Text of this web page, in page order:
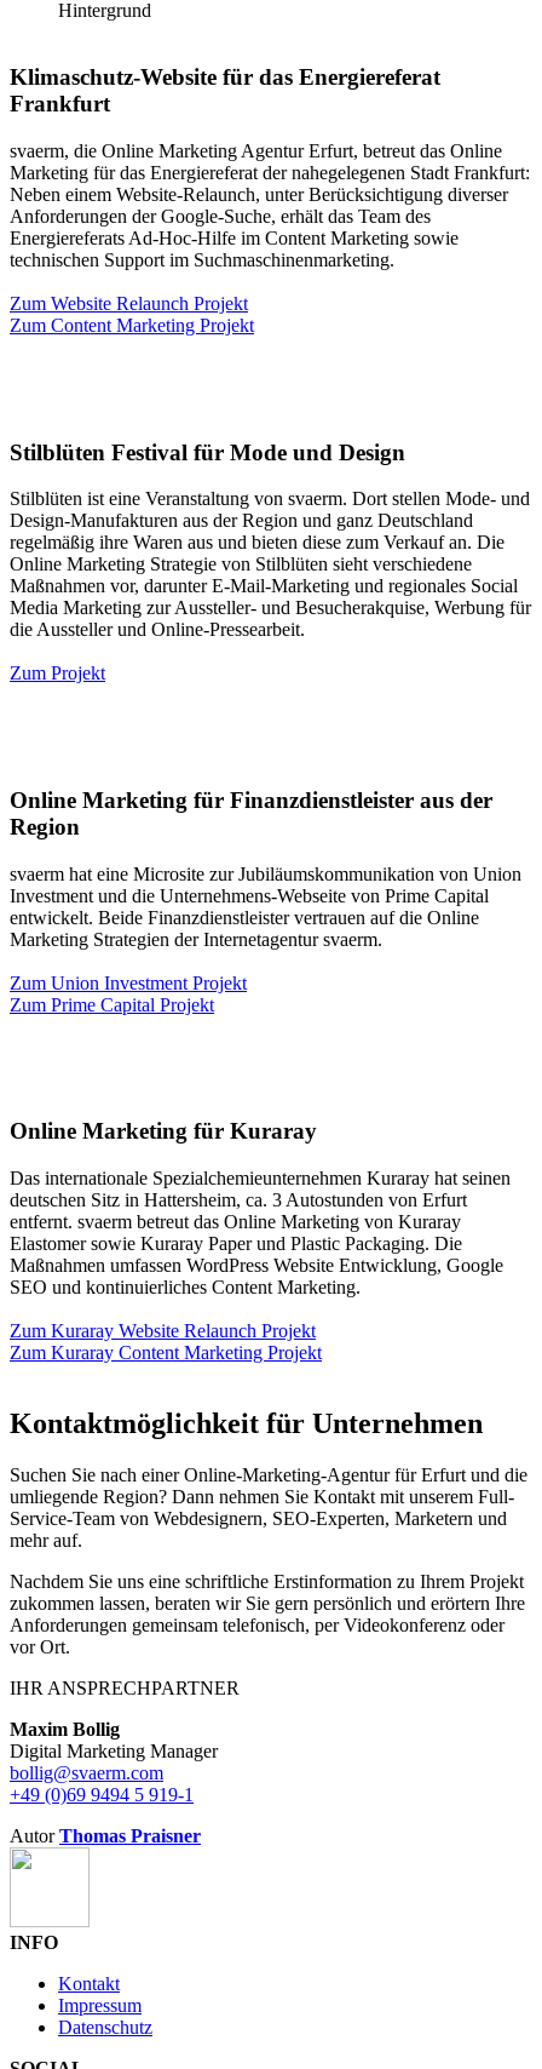
Klimaschutz-Website für das Energiereferat
Frankfurt
svaerm, die Online Marketing Agentur Erfurt, betreut das Online
Marketing für das Energiereferat der nahegelegenen Stadt Frankfurt:
Neben einem Website-Relaunch, unter Berücksichtigung diverser
Anforderungen der Google-Suche, erhält das Team des
Energiereferats Ad-Hoc-Hilfe im Content Marketing sowie
technischen Support im Suchmaschinenmarketing.
Zum Website Relaunch Projekt
Zum Content Marketing Projekt
Stilblüten Festival für Mode und Design
Stilblüten ist eine Veranstaltung von svaerm. Dort stellen Mode- und
Design-Manufakturen aus der Region und ganz Deutschland
regelmäßig ihre Waren aus und bieten diese zum Verkauf an. Die
Online Marketing Strategie von Stilblüten sieht verschiedene
Maßnahmen vor, darunter E-Mail-Marketing und regionales Social
Media Marketing zur Aussteller- und Besucherakquise, Werbung für
die Aussteller und Online-Pressearbeit.
Zum Projekt
Online Marketing für Finanzdienstleister aus der
Region
svaerm hat eine Microsite zur Jubiläumskommunikation von Union
Investment und die Unternehmens-Webseite von Prime Capital
entwickelt. Beide Finanzdienstleister vertrauen auf die Online
Marketing Strategien der Internetagentur svaerm.
Zum Union Investment Projekt
Zum Prime Capital Projekt
Online Marketing für Kuraray
Das internationale Spezialchemieunternehmen Kuraray hat seinen
deutschen Sitz in Hattersheim, ca. 3 Autostunden von Erfurt
entfernt. svaerm betreut das Online Marketing von Kuraray
Elastomer sowie Kuraray Paper und Plastic Packaging. Die
Maßnahmen umfassen WordPress Website Entwicklung, Google
SEO und kontinuierliches Content Marketing.
Zum Kuraray Website Relaunch Projekt
Zum Kuraray Content Marketing Projekt
Kontaktmöglichkeit für Unternehmen
Suchen Sie nach einer Online-Marketing-Agentur für Erfurt und die
umliegende Region? Dann nehmen Sie Kontakt mit unserem Full-
Service-Team von Webdesignern, SEO-Experten, Marketern und
mehr auf.
Nachdem Sie uns eine schriftliche Erstinformation zu Ihrem Projekt
zukommen lassen, beraten wir Sie gern persönlich und erörtern Ihre
Anforderungen gemeinsam telefonisch, per Videokonferenz oder
vor Ort.
IHR ANSPRECHPARTNER
Maxim Bollig
Digital Marketing Manager
bollig@svaerm.com
+49 (0)69 9494 5 919-1
AutorThomas Praisner
INFO
Kontakt
Impressum
Datenschutz